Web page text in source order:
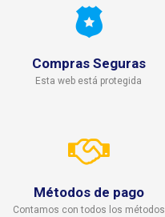
Compras Seguras
Esta web está protegida
Métodos de pago
Contamos con todos los métodos